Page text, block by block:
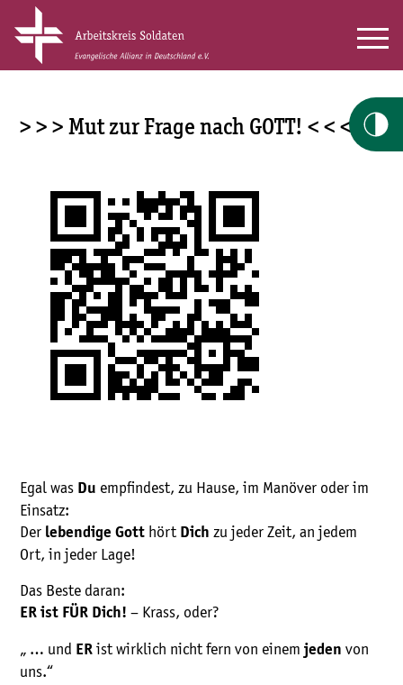
> > > Mut zur Frage nach GOTT! < < <
Egal was Du empfindest, zu Hause, im Manöver oder im
Einsatz:
Der lebendige Gott hört Dich zu jeder Zeit, an jedem
Ort, in jeder Lage!
Das Beste daran:
ER ist FÜR Dich! – Krass, oder?
„ … und ER ist wirklich nicht fern von einem jeden von
uns.“